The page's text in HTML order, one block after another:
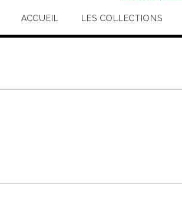
ACCUEIL LES COLLECTIONS